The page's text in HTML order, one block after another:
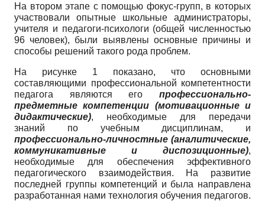
На втором этапе с помощью фокус-групп, в которых
участвовали опытные школьные администраторы,
учителя и педагоги-психологи (общей численностью
96 человек), были выявлены основные причины и
способы решений такого рода проблем.
На рисунке 1 показано, что основными
составляющими профессиональной компетентности
педагога являются его профессионально-
предметные компетенции (мотивационные и
дидактические), необходимые для передачи
знаний по учебным дисциплинам, и
профессионально-личностные (аналитические,
коммуникативные и диспозиционные),
необходимые для обеспечения эффективного
педагогического взаимодействия. На развитие
последней группы компетенций и была направлена
разработанная нами технология обучения педагогов.